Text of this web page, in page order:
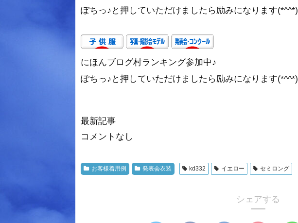
ぽちっ♪と押していただけましたら励みになります(*^^*)
にほんブログ村ランキング参加中♪
ぽちっ♪と押していただけましたら励みになります(*^^*)
最新記事
コメントなし
お客様着用例 発表会衣装 kd332 イエロー セミロング
シェアする